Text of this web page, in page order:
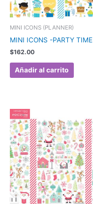
MINI ICONS (PLANNER)
MINI ICONS -PARTY TIME
$162.00
Añadir al carrito